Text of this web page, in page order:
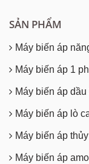
SẢN PHẨM
Máy biến áp
Máy biến áp 1
Máy biến áp dầu
Máy biến áp lò
Máy biến áp
Máy biến áp